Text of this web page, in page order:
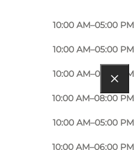
10:00 AM–05:00 PM
10:00 AM–05:00 PM
10:00 AM–05:00 PM
10:00 AM–08:00 PM
10:00 AM–05:00 PM
10:00 AM–06:00 PM